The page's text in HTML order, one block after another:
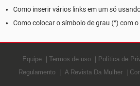
Como inserir vários links em um só
Como colocar o símbolo de grau (°) com
Equipe Termos de uso Política de
Regulamento
A Revista Da Mulher